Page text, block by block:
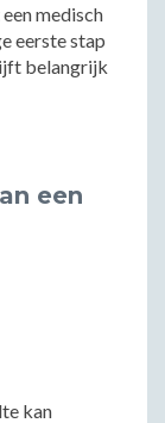
medisch
eerste stap
belangrijk
een
kan